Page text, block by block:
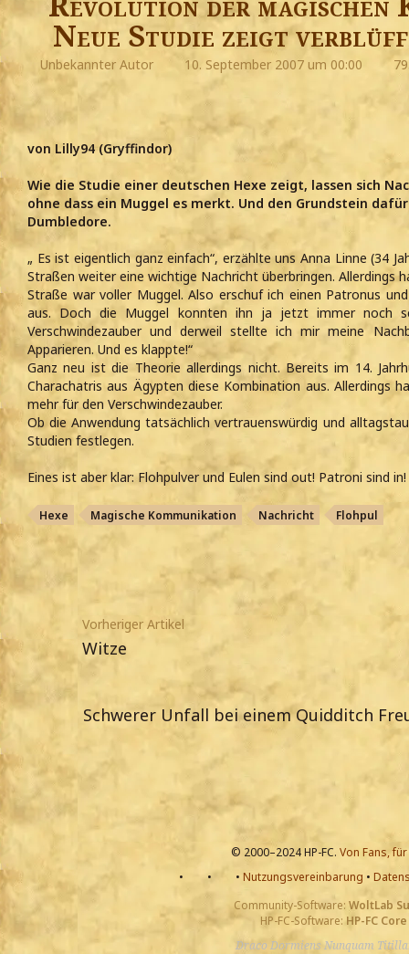
Neue Studie zeigt
Unbekannter Autor 10. September 2007 um 00:00
von Lilly94 (Gryffindor)
Wie die Studie einer deutschen Hexe zeigt, lassen sich
ohne dass ein Muggel es merkt. Und den Grundstein
Dumbledore.
„ Es ist eigentlich ganz einfach“, erzählte uns Anna Linne (34
Straßen weiter eine wichtige Nachricht überbringen. Allerdings
Straße war voller Muggel. Also erschuf ich einen Patronus
aus. Doch die Muggel konnten ihn ja jetzt immer noch
Verschwindezauber und derweil stellte ich mir meine
Apparieren. Und es klappte!“
Ganz neu ist die Theorie allerdings nicht. Bereits im 14.
Charachatris aus Ägypten diese Kombination aus. Allerdings
mehr für den Verschwindezauber.
Ob die Anwendung tatsächlich vertrauenswürdig und
Studien festlegen.
Eines ist aber klar: Flohpulver und Eulen sind out! Patroni sind in!
Hexe Magische Kommunikation Nachricht Flohpul
Vorheriger Artikel
Witze
Schwerer Unfall bei einem Quidditch
© 2000–2024 HP-FC. Von Fans,
•
• • Nutzungsvereinbarung •
Community-Software: WoltLab
HP-FC-Software: HP-FC Core
Draco Dormiens Nunquam